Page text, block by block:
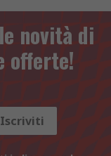
novità di
offerte!
Iscriviti